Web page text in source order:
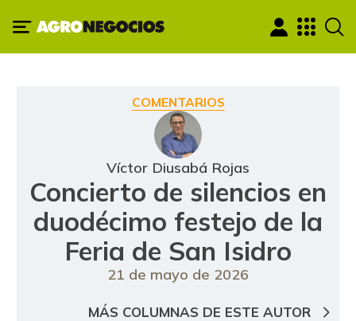
COMENTARIOS
Víctor Diusabá Rojas
Concierto de silencios en
duodécimo festejo de la
Feria de San Isidro
21 de mayo de 2026
MÁS COLUMNAS DE ESTE AUTOR